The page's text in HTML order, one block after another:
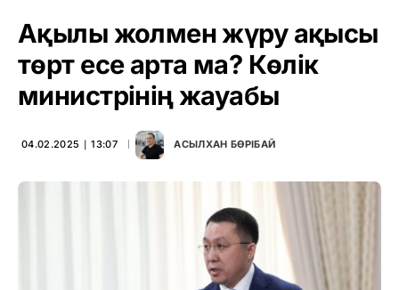
Ақылы жолмен жүру ақысы
төрт есе арта ма? Көлік
министрінің жауабы
04.02.2025 ∣ 13:07 АСЫЛХАН БӨРІБАЙ